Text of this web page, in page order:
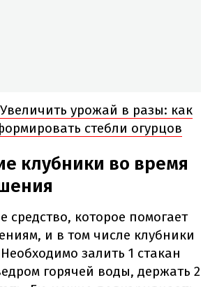
Увеличить урожай в разы: как
стебли огурцов
клубники во время
средство, которое помогает
и в том числе клубники
залить 1 стакан
горячей воды, держать 2